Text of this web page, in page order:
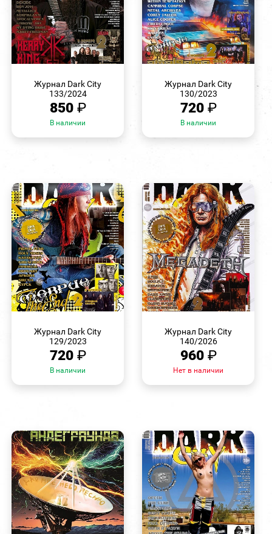
Журнал Dark City
133/2024
850 ₽
В наличии
Журнал Dark City
130/2023
720 ₽
В наличии
Журнал Dark City
129/2023
720 ₽
В наличии
Журнал Dark City
140/2026
960 ₽
Нет в наличии